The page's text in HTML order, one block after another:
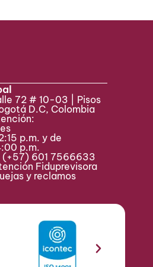
72 # 10-03 | Pisos
D.C, Colombia
p.m. y de
p.m.
(+57) 601 7566633
Fiduprevisora
y reclamos